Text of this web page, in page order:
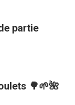
partie
🌳🌱🌺